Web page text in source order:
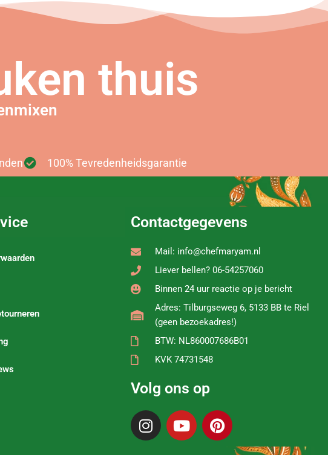
thuis
100% Tevredenheidsgarantie
Contactgegevens
Mail: info@chefmaryam.nl
Liever bellen? 06-54257060
Binnen 24 uur reactie op je bericht
Adres: Tilburgseweg 6, 5133 BB te Riel
(geen bezoekadres!)
BTW: NL860007686B01
KVK 74731548
Volg ons op
I
n
Y
o
P
i